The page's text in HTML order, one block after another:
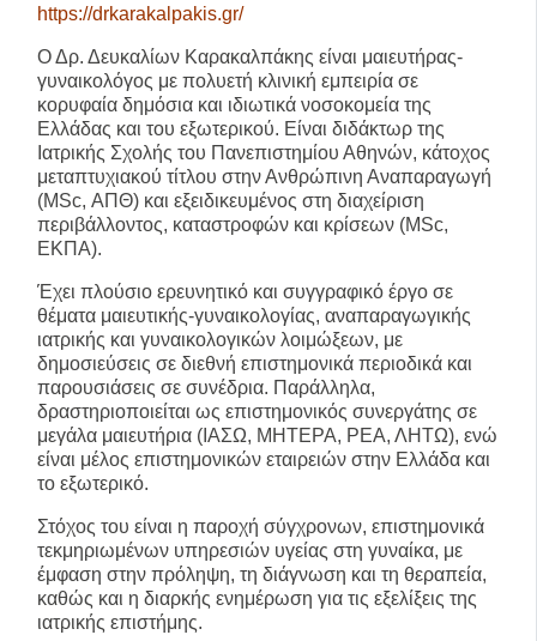
https://drkarakalpakis.gr/
Ο Δρ. Δευκαλίων Καρακαλπάκης είναι μαιευτήρας-
γυναικολόγος με πολυετή κλινική εμπειρία σε
κορυφαία δημόσια και ιδιωτικά νοσοκομεία της
Ελλάδας και του εξωτερικού. Είναι διδάκτωρ της
Ιατρικής Σχολής του Πανεπιστημίου Αθηνών, κάτοχος
μεταπτυχιακού τίτλου στην Ανθρώπινη Αναπαραγωγή
(MSc, ΑΠΘ) και εξειδικευμένος στη διαχείριση
περιβάλλοντος, καταστροφών και κρίσεων (MSc,
ΕΚΠΑ).
Έχει πλούσιο ερευνητικό και συγγραφικό έργο σε
θέματα μαιευτικής-γυναικολογίας, αναπαραγωγικής
ιατρικής και γυναικολογικών λοιμώξεων, με
δημοσιεύσεις σε διεθνή επιστημονικά περιοδικά και
παρουσιάσεις σε συνέδρια. Παράλληλα,
δραστηριοποιείται ως επιστημονικός συνεργάτης σε
μεγάλα μαιευτήρια (ΙΑΣΩ, ΜΗΤΕΡΑ, ΡΕΑ, ΛΗΤΩ), ενώ
είναι μέλος επιστημονικών εταιρειών στην Ελλάδα και
το εξωτερικό.
Στόχος του είναι η παροχή σύγχρονων, επιστημονικά
τεκμηριωμένων υπηρεσιών υγείας στη γυναίκα, με
έμφαση στην πρόληψη, τη διάγνωση και τη θεραπεία,
καθώς και η διαρκής ενημέρωση για τις εξελίξεις της
ιατρικής επιστήμης.